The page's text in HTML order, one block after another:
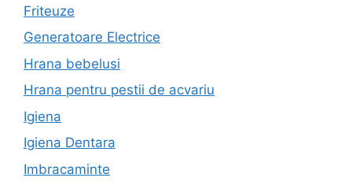
Friteuze
Generatoare Electrice
Hrana bebelusi
Hrana pentru pestii de acvariu
Igiena
Igiena Dentara
Imbracaminte